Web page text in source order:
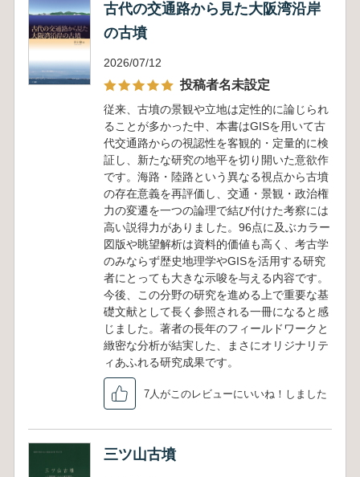
古代の交通路から見た大阪湾沿岸
の古墳
2026/07/12
投稿者名未設定
従来、古墳の景観や立地は定性的に論じられ
ることが多かった中、本書はGISを用いて古
代交通路からの視認性を客観的・定量的に検
証し、新たな研究の地平を切り開いた意欲作
です。海路・陸路という異なる視点から古墳
の存在意義を再評価し、交通・景観・政治権
力の変遷を一つの論理で結び付けた考察には
高い説得力がありました。96点に及ぶカラー
図版や眺望解析は資料的価値も高く、考古学
のみならず歴史地理学やGISを活用する研究
者にとっても大きな示唆を与える内容です。
今後、この分野の研究を進める上で重要な基
礎文献として長く参照される一冊になると感
じました。著者の長年のフィールドワークと
緻密な分析が結実した、まさにオリジナリテ
ィあふれる研究成果です。
7人がこのレビューにいいね！しました
三ツ山古墳